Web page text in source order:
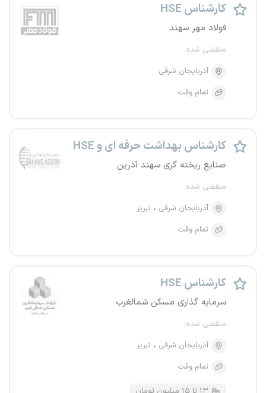
کارشناس HSE
فولاد مهر سهند
منقضی شده
آذربایجان شرقی
تمام وقت
کارشناس بهداشت حرفه ای و HSE
صنایع ریخته گری سهند آذرین
منقضی شده
آذربایجان شرقی
تبریز
تمام وقت
کارشناس HSE
سرمایه گذاری مسکن شمالغرب
منقضی شده
آذربایجان شرقی
تبریز
تمام وقت